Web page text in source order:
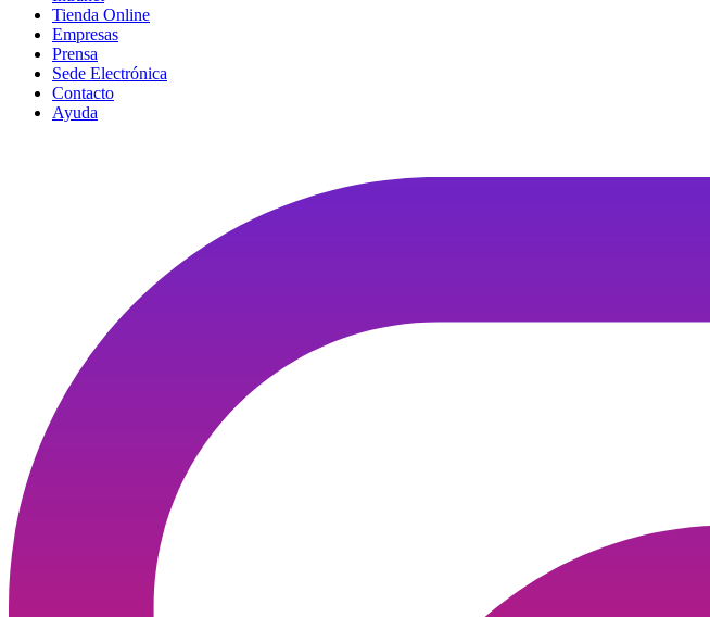
Tienda Online
Empresas
Prensa
Sede Electrónica
Contacto
Ayuda